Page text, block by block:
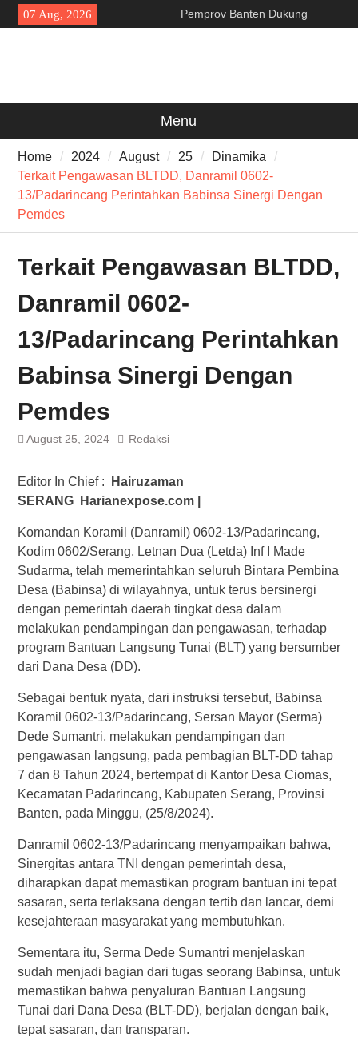
Skip
to
07 Aug, 2026
Pemprov Banten Dukung
Gerakan Irigasi Bersih
Bobotoh dan Jack Mania —
Menu
Home 2024 August 25
Dinamika
Terkait Pengawasan BLTDD, Danramil 0602-
13/Padarincang Perintahkan Babinsa Sinergi Dengan
Pemdes
Terkait Pengawasan BLTDD,
Danramil 0602-
13/Padarincang Perintahkan
Babinsa Sinergi Dengan
Pemdes
August 25, 2024 Redaksi
Editor In Chief :
Hairuzaman
SERANG Harianexpose.com |
Komandan Koramil (Danramil) 0602-13/Padarincang,
Kodim 0602/Serang, Letnan Dua (Letda) Inf I Made
Sudarma, telah memerintahkan seluruh Bintara Pembina
Desa (Babinsa) di wilayahnya, untuk terus bersinergi
dengan pemerintah daerah tingkat desa dalam
melakukan pendampingan dan pengawasan, terhadap
program Bantuan Langsung Tunai (BLT) yang bersumber
dari Dana Desa (DD).
Sebagai bentuk nyata, dari instruksi tersebut, Babinsa
Koramil 0602-13/Padarincang, Sersan Mayor (Serma)
Dede Sumantri, melakukan pendampingan dan
pengawasan langsung, pada pembagian BLT-DD tahap
7 dan 8 Tahun 2024, bertempat di Kantor Desa Ciomas,
Kecamatan Padarincang, Kabupaten Serang, Provinsi
Banten, pada Minggu, (25/8/2024).
Danramil 0602-13/Padarincang menyampaikan bahwa,
Sinergitas antara TNI dengan pemerintah desa,
diharapkan dapat memastikan program bantuan ini tepat
sasaran, serta terlaksana dengan tertib dan lancar, demi
kesejahteraan masyarakat yang membutuhkan.
Sementara itu, Serma Dede Sumantri menjelaskan
sudah menjadi bagian dari tugas seorang Babinsa, untuk
memastikan bahwa penyaluran Bantuan Langsung
Tunai dari Dana Desa (BLT-DD), berjalan dengan baik,
tepat sasaran, dan transparan.